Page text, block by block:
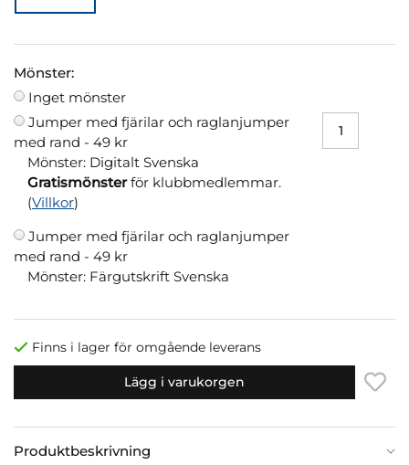
Mönster:
Inget mönster
Jumper med fjärilar och raglanjumper
med rand - 49 kr
Mönster: Digitalt Svenska
Gratismönsterför klubbmedlemmar.
(Villkor)
Jumper med fjärilar och raglanjumper
med rand - 49 kr
Mönster: Färgutskrift Svenska
Finns i lager för omgående leverans
Lägg i varukorgen
Produktbeskrivning